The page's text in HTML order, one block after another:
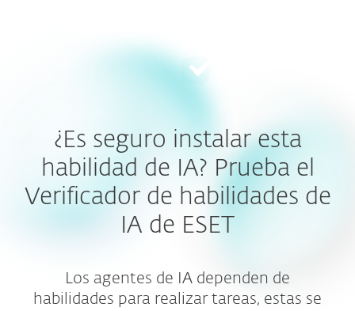
¿Es seguro instalar esta
habilidad de IA? Prueba el
Verificador de habilidades de
IA de ESET
Los agentes de IA dependen de
habilidades para realizar tareas, estas se